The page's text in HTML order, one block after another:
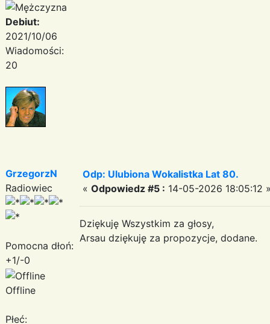
Debiut:
2021/10/06
Wiadomości:
20
GrzegorzN
Radiowiec
Pomocna dłoń:
+1/-0
Offline
Płeć:
Odp: Ulubiona Wokalistka Lat 80.
« Odpowiedz #5 : 14-05-2026 18:05:12
Dziękuję Wszystkim za głosy,
Arsau dziękuję za propozycje, dodane.